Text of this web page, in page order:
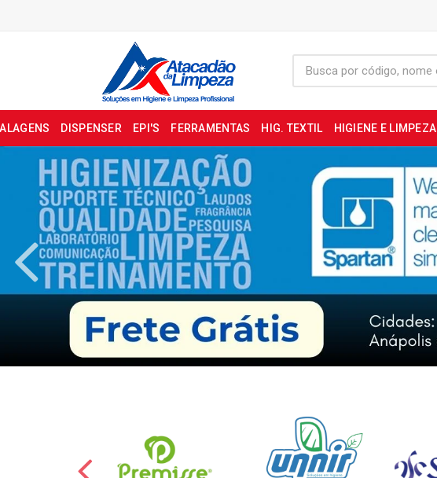
DISPENSER EPI'S FERRAMENTAS HIG. TEXTIL HIGIENE E LIMPEZA